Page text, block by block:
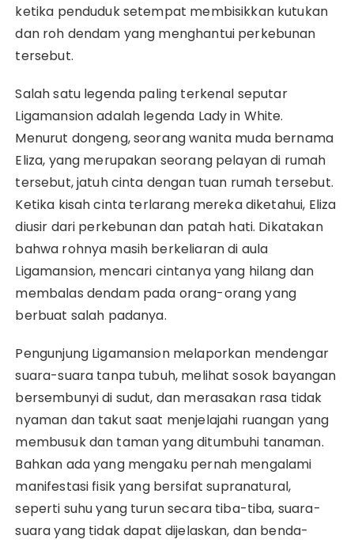
ketika penduduk setempat membisikkan kutukan
dan roh dendam yang menghantui perkebunan
tersebut.
Salah satu legenda paling terkenal seputar
Ligamansion adalah legenda Lady in White.
Menurut dongeng, seorang wanita muda bernama
Eliza, yang merupakan seorang pelayan di rumah
tersebut, jatuh cinta dengan tuan rumah tersebut.
Ketika kisah cinta terlarang mereka diketahui, Eliza
diusir dari perkebunan dan patah hati. Dikatakan
bahwa rohnya masih berkeliaran di aula
Ligamansion, mencari cintanya yang hilang dan
membalas dendam pada orang-orang yang
berbuat salah padanya.
Pengunjung Ligamansion melaporkan mendengar
suara-suara tanpa tubuh, melihat sosok bayangan
bersembunyi di sudut, dan merasakan rasa tidak
nyaman dan takut saat menjelajahi ruangan yang
membusuk dan taman yang ditumbuhi tanaman.
Bahkan ada yang mengaku pernah mengalami
manifestasi fisik yang bersifat supranatural,
seperti suhu yang turun secara tiba-tiba, suara-
suara yang tidak dapat dijelaskan, dan benda-